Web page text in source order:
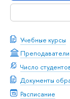
Учебные курсы
Преподаватели
Число
Документы
Расписание